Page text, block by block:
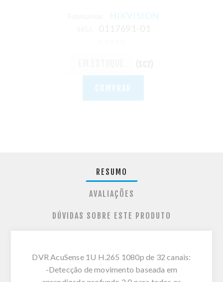
HIKVISION
COMPRAR
RESUMO
AVALIAÇÕES
DÚVIDAS SOBRE ESTE PRODUTO
DVR AcuSense 1U H.265 1080p de 32 canais:
-Detecção de movimento baseada em